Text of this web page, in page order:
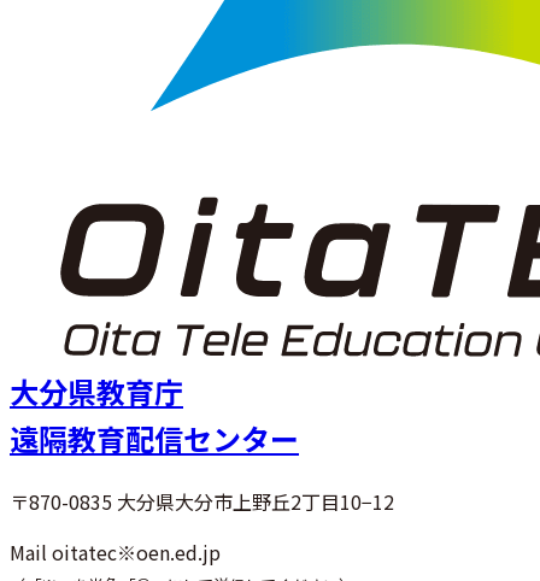
大分県教育庁
遠隔教育配信センター
〒870-0835 大分県大分市上野丘2丁目10−12
Mail oitatec※oen.ed.jp